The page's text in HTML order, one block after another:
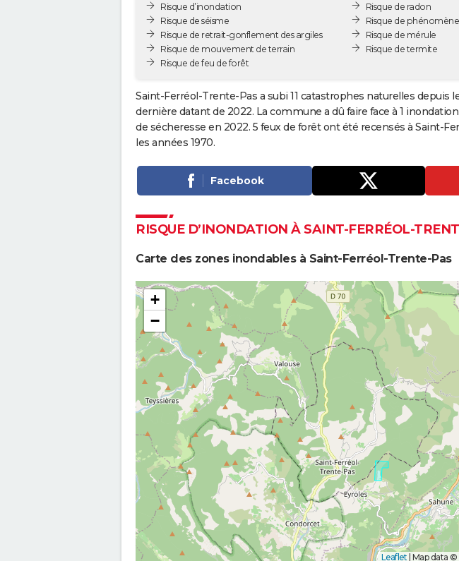
Risque d’inondation
Risque de séisme
Risque de retrait-gonflement des argiles
Risque de mouvement de terrain
Risque de feu de forêt
Risque de radon
Risque de
Risque de mérule
Risque de termite
Saint-Ferréol-Trente-Pas a subi 11 catastrophes naturelles depuis
dernière datant de 2022. La commune a dû faire face à 1
de sécheresse en 2022. 5 feux de forêt ont été recensés à Saint-
les années 1970.
Facebook
RISQUE D’INONDATION À SAINT-FERRÉOL-
Carte des zones inondables à Saint-Ferréol-Trente-Pas
+
−
Leaflet | Map data ©